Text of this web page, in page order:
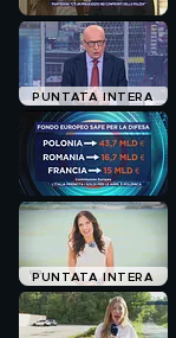
PUNTATA INTERA
PUNTATA INTERA